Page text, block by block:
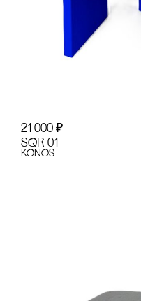
21 000 ₽
SQR 01
KONOS